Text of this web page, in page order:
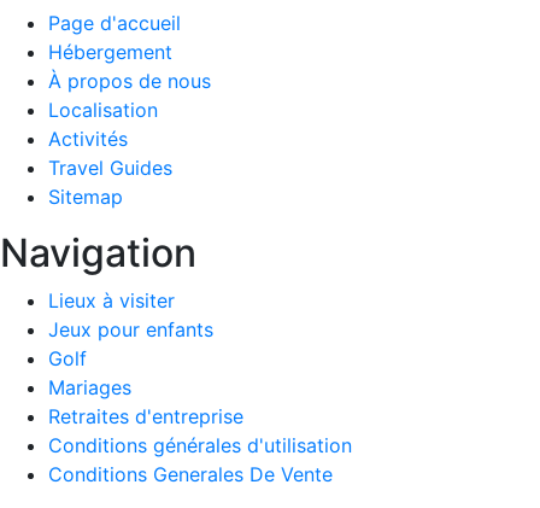
Page d'accueil
Hébergement
À propos de nous
Localisation
Activités
Travel Guides
Sitemap
Navigation
Lieux à visiter
Jeux pour enfants
Golf
Mariages
Retraites d'entreprise
Conditions générales d'utilisation
Conditions Generales De Vente